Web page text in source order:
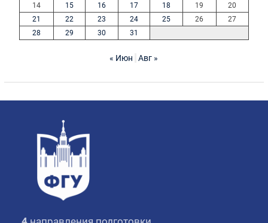
14
15 16 17 18 19
20
21
22 23 24 25 26
27
28
29 30 31
« Июн Авг »